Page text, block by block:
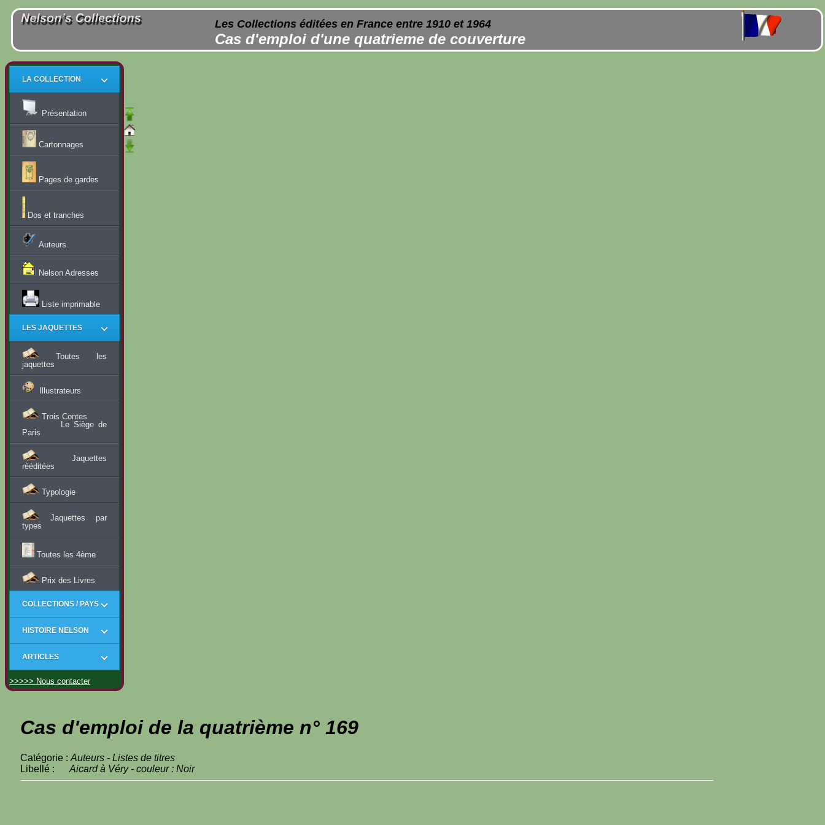
Les Collections éditées en France entre 1910 et 1964
Cas d'emploi d'une quatrieme de couverture
LA COLLECTION
Présentation
Cartonnages
Pages de gardes
Dos et tranches
Auteurs
Nelson Adresses
Liste imprimable
LES JAQUETTES
Toutes les
jaquettes
Illustrateurs
Trois Contes
Le Siège de
Paris
Jaquettes
rééditées
Typologie
Jaquettes par
types
Toutes les 4ème
Prix des Livres
COLLECTIONS / PAYS
HISTOIRE NELSON
ARTICLES
>>>>> Nous contacter
Cas d'emploi de la quatrième n° 169
Catégorie : Auteurs - Listes de titres
Libellé : Aicard à Véry - couleur : Noir